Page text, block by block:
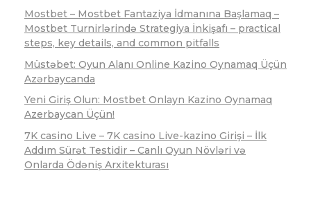
Mostbet – Mostbet Fantaziya İdmanına Başlamaq –
Mostbet Turnirlərində Strategiya İnkişafı – practical
steps, key details, and common pitfalls
Müstəbet: Oyun Alanı Online Kazino Oynamaq Üçün
Azərbaycanda
Yeni Giriş Olun: Mostbet Onlayn Kazino Oynamaq
Azerbaycan Üçün!
7K casino Live – 7K casino Live-kazino Girişi – İlk
Addım Sürət Testidir – Canlı Oyun Növləri və
Onlarda Ödəniş Arxitekturası